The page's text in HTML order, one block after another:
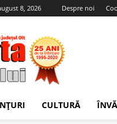
8, 2026 Despre noi
CULTURĂ